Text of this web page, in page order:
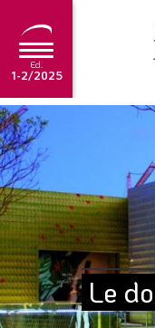
Ed.
1-2/2025
NEWS
EDITORIALE
TUTORIAL
SCADENZARIO
ARCHIVIO Le